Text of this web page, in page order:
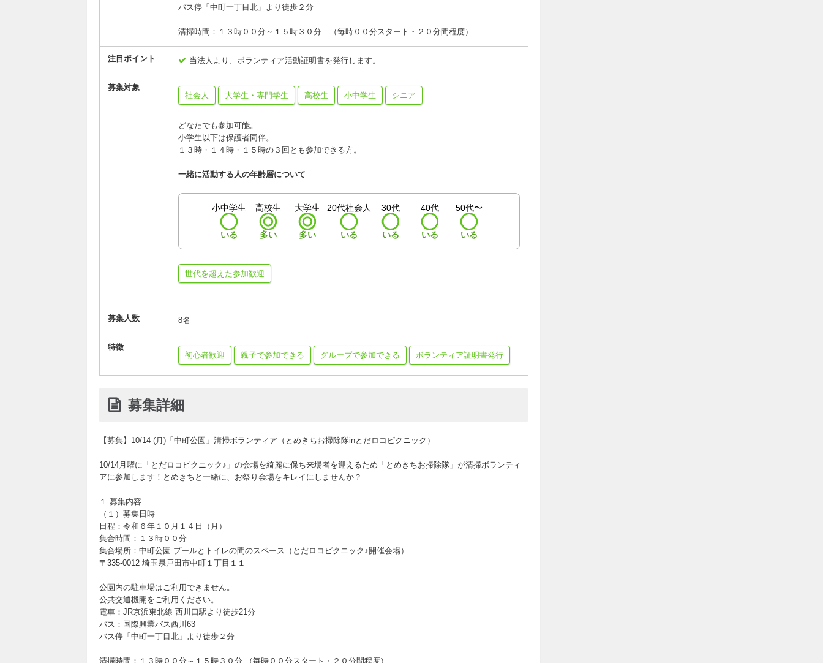
バス停「中町一丁目北」より徒歩２分
清掃時間：１３時００分～１５時３０分 （毎時００分スタート・２０分間程度）
注目ポイント 当法人より、ボランティア活動証明書を発行します。
募集対象
社会人
大学生・専門学生 高校生 小中学生 シニア
どなたでも参加可能。
小学生以下は保護者同伴。
１３時・１４時・１５時の３回とも参加できる方。
一緒に活動する人の年齢層について
小中学生
いる
高校生
多い
大学生
多い
20代社会人
いる
30代
いる
40代
いる
50代〜
いる
世代を超えた参加歓迎
募集人数 8名
特徴
初心者歓迎
親子で参加できる グループで参加できる ボランティア証明書発行
募集詳細
【募集】10/14 (月)「中町公園」清掃ボランティア（とめきちお掃除隊inとだロコピクニック）
10/14月曜に「とだロコピクニック♪」の会場を綺麗に保ち来場者を迎えるため「とめきちお掃除隊」が清掃ボランティ
アに参加します！とめきちと一緒に、お祭り会場をキレイにしませんか？
１ 募集内容
（１）募集日時
日程：令和６年１０月１４日（月）
集合時間：１３時００分
集合場所：中町公園 プールとトイレの間のスペース（とだロコピクニック♪開催会場）
〒335-0012 埼玉県戸田市中町１丁目１１
公園内の駐車場はご利用できません。
公共交通機開をご利用ください。
電車：JR京浜東北線 西川口駅より徒歩21分
バス：国際興業バス西川63
バス停「中町一丁目北」より徒歩２分
清掃時間：１３時００分～１５時３０分 （毎時００分スタート・２０分間程度）